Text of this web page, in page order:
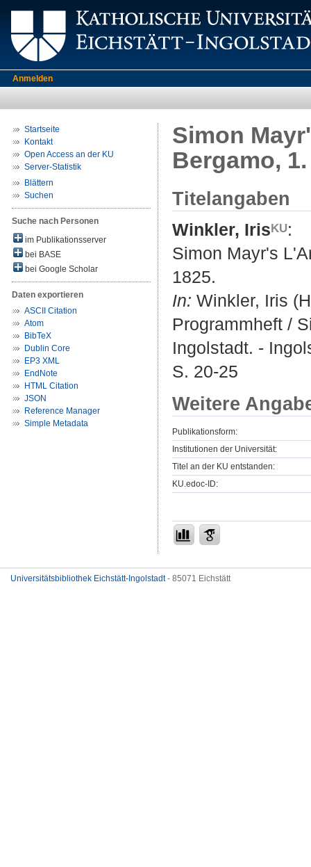
Anmelden
Startseite
Kontakt
Open Access an der KU
Server-Statistik
Blättern
Suchen
Suche nach Personen
im Publikationsserver
bei BASE
bei Google Scholar
Daten exportieren
ASCII Citation
Atom
BibTeX
Dublin Core
EP3 XML
EndNote
HTML Citation
JSON
Reference Manager
Simple Metadata
Simon
Bergamo,
Titelangaben
Winkler, Iris
:
Simon Mayr's
1825.
In: Winkler, Iris
Programmheft /
Ingolstadt. -
S. 20-25
Weitere
Publikationsform:
Institutionen der Universität:
Titel an der KU entstanden:
KU.edoc-ID:
Universitätsbibliothek Eichstätt-Ingolstadt- 85071 Eichstätt